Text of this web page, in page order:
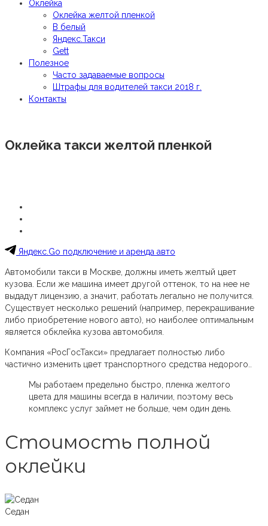
Оклейка
Оклейка желтой пленкой
В белый
Яндекс.Такси
Gett
Полезное
Часто задаваемые вопросы
Штрафы для водителей такси 2018 г.
Контакты
Оклейка такси желтой пленкой
Яндекс.Go подключение и аренда авто
Автомобили такси в Москве, должны иметь желтый цвет
кузова. Если же машина имеет другой оттенок, то на нее не
выдадут лицензию, а значит, работать легально не получится.
Существует несколько решений (например, перекрашивание
либо приобретение нового авто), но наиболее оптимальным
является обклейка кузова автомобиля.
Компания «РосГосТакси» предлагает полностью либо
частично изменить цвет транспортного средства недорого..
Мы работаем предельно быстро, пленка желтого
цвета для машины всегда в наличии, поэтому весь
комплекс услуг займет не больше, чем один день.
Стоимость полной
оклейки
Седан